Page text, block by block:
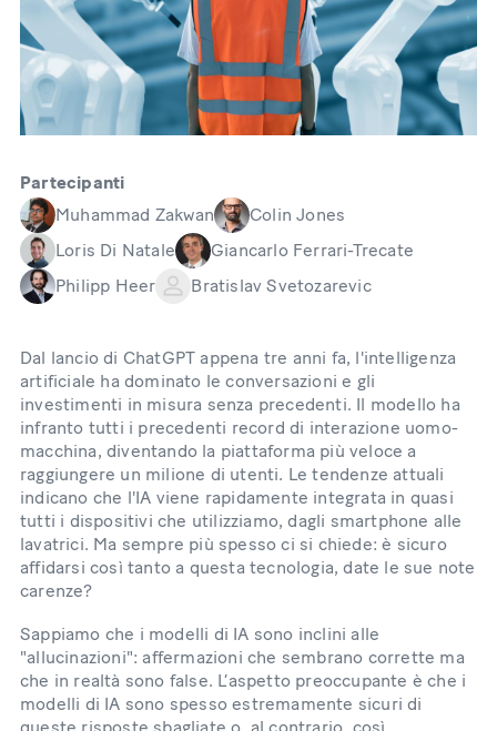
Partecipanti
Muhammad Zakwan
Colin Jones
Loris Di Natale
Giancarlo Ferrari-Trecate
Philipp Heer
Bratislav Svetozarevic
Dal lancio di ChatGPT appena tre anni fa, l'intelligenza
artificiale ha dominato le conversazioni e gli
investimenti in misura senza precedenti. Il modello ha
infranto tutti i precedenti record di interazione uomo-
macchina, diventando la piattaforma più veloce a
raggiungere un milione di utenti. Le tendenze attuali
indicano che l'IA viene rapidamente integrata in quasi
tutti i dispositivi che utilizziamo, dagli smartphone alle
lavatrici. Ma sempre più spesso ci si chiede: è sicuro
affidarsi così tanto a questa tecnologia, date le sue note
carenze?
Sappiamo che i modelli di IA sono inclini alle
"allucinazioni": affermazioni che sembrano corrette ma
che in realtà sono false. L’aspetto preoccupante è che i
modelli di IA sono spesso estremamente sicuri di